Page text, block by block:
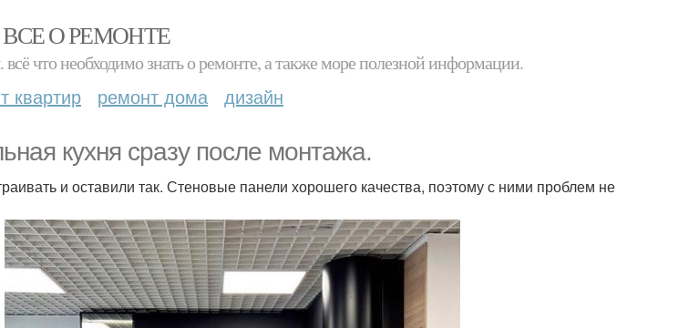
ВСЕ О РЕМОНТЕ
что необходимо знать о ремонте, а также море полезной информации.
квартир ремонт дома дизайн
кухня сразу после монтажа.
и оставили так. Стеновые панели хорошего качества, поэтому с ними проблем не